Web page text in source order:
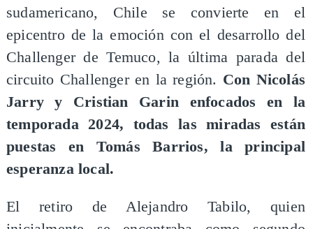
sudamericano, Chile se convierte en el
epicentro de la emoción con el desarrollo del
Challenger de Temuco, la última parada del
circuito Challenger en la región. Con Nicolás
Jarry y Cristian Garin enfocados en la
temporada 2024, todas las miradas están
puestas en Tomás Barrios, la principal
esperanza local.
El retiro de Alejandro Tabilo, quien